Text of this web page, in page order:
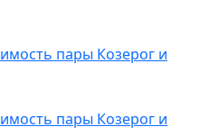
пары Козерог и
пары Козерог и